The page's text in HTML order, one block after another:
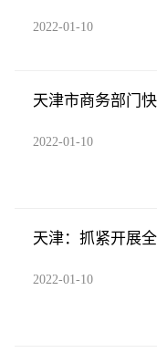
2022-01-10
天津市商务部门
2022-01-10
天津：抓紧开展
2022-01-10